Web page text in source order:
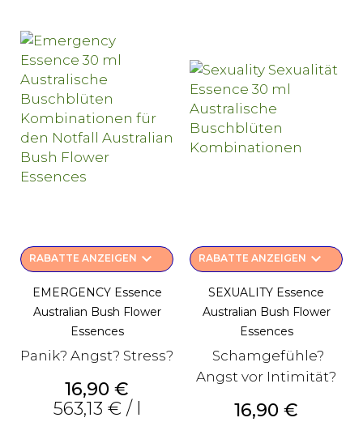
RABATTE ANZEIGEN keyboard_arrow_down
EMERGENCY Essence
Australian Bush Flower
Essences
Panik? Angst? Stress?
Preis
16,90 €
563,13 € / l
RABATTE ANZEIGEN keyboard_arrow_down
SEXUALITY Essence
Australian Bush Flower
Essences
Schamgefühle?
Angst vor Intimität?
Preis
16,90 €